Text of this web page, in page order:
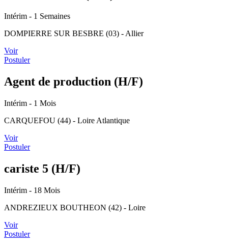
Intérim - 1 Semaines
DOMPIERRE SUR BESBRE (03) - Allier
Voir
Postuler
Agent de production (H/F)
Intérim - 1 Mois
CARQUEFOU (44) - Loire Atlantique
Voir
Postuler
cariste 5 (H/F)
Intérim - 18 Mois
ANDREZIEUX BOUTHEON (42) - Loire
Voir
Postuler